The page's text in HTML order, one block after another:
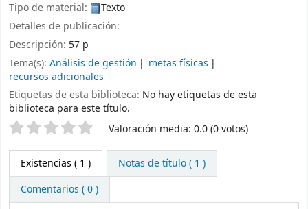
Tipo de material:
Texto
Detalles de publicación:
Descripción: 57 p
Tema(s): Análisis de gestión
metas físicas
recursos adicionales
Etiquetas de esta biblioteca: No hay etiquetas de esta
biblioteca para este título.
Valoración Valoración media: 0.0 (0 votos)
Existencias ( 1 )
Notas de título ( 1 )
Comentarios ( 0 )